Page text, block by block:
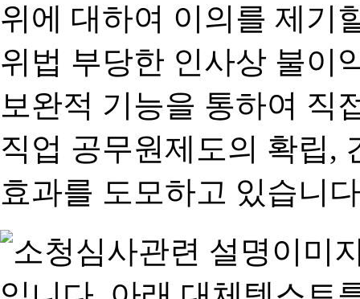
위에 대하여 이의를 제기
위법 부당한 인사상 불이
보완적 기능을 통하여 직
직업 공무원제도의 확립,
효과를 도모하고 있습니